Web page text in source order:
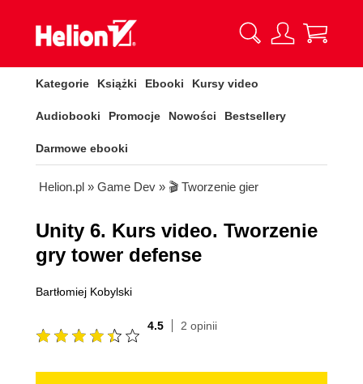
Kategorie Książki Ebooki Kursy video
Audiobooki Promocje Nowości Bestsellery
Darmowe ebooki
Helion.pl » Game Dev » 🎬 Tworzenie gier
Unity 6. Kurs video. Tworzenie
gry tower defense
Bartłomiej Kobylski
4.5 2 opinii